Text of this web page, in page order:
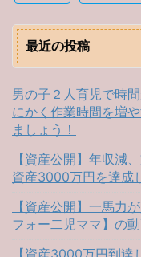
最近の投稿
男の子２人育児で時
にかく作業時間を増
ましょう！
【資産公開】年収減
資産3000万円を達成
【資産公開】一馬力
フォー二児ママ】の
【資産3000万円到